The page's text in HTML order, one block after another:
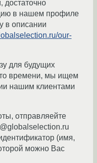
достаточно
в нашем профиле
в описании
our-
для будущих
времени, мы ищем
нашим клиентами
отправляейте
(имя,
можно Вас